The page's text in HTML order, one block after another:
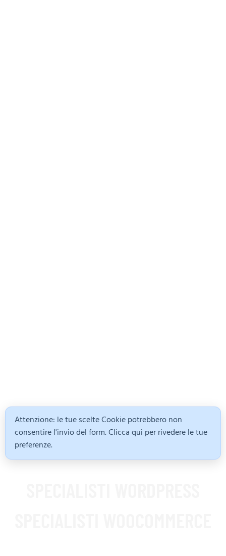
Attenzione: le tue scelte Cookie potrebbero non
consentire l'invio del form. Clicca qui per rivedere le tue
preferenze.